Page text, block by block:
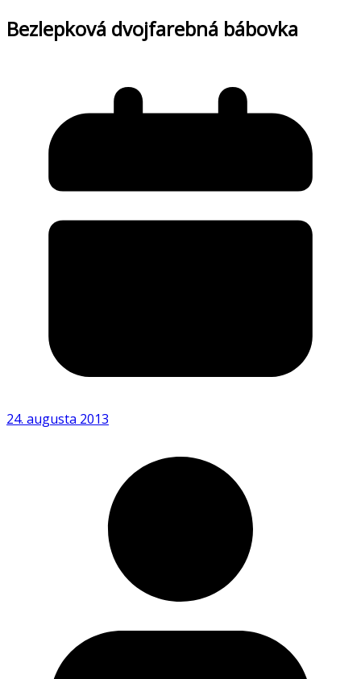
Bezlepková dvojfarebná bábovka
24. augusta 2013